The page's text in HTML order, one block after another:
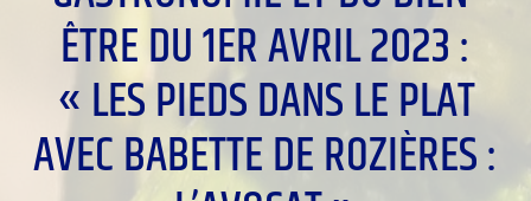
ÊTRE DU 1ER AVRIL 2023 :
« LES PIEDS DANS LE PLAT
AVEC BABETTE DE ROZIÈRES :